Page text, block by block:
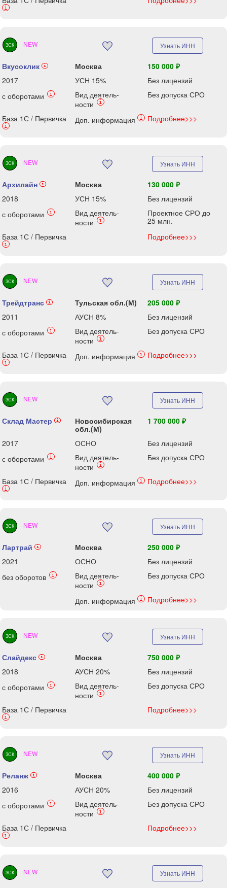
i
ЗСК NEW Узнать ИНН
Вкусоклик i Москва
150 000 ₽
2017
УСН 15%
Без лицензий
с оборотами
i
Вид деятель-
ности
i
Без допуска СРО
База 1С / Первичка
i
Доп. информация i Подробнее>>>
ЗСК NEW Узнать ИНН
Архилайн i Москва
130 000 ₽
2018
УСН 15%
Без лицензий
с оборотами
i
Вид деятель-
ности
i
Проектное СРО до
25 млн.
База 1С / Первичка
i
Подробнее>>>
ЗСК NEW Узнать ИНН
Трейдтранс i Тульская обл.(М)
205 000 ₽
2011
АУСН 8%
Без лицензий
с оборотами
i
Вид деятель-
ности
i
Без допуска СРО
База 1С / Первичка
i
Доп. информация i Подробнее>>>
ЗСК NEW Узнать ИНН
Склад Мастер i
Новосибирская
обл.(М)
1 700 000 ₽
2017 ОСНО
Без лицензий
с оборотами
i
Вид деятель-
ности
i
Без допуска СРО
База 1С / Первичка
i
Доп. информация i Подробнее>>>
ЗСК NEW Узнать ИНН
Лартрай i Москва
250 000 ₽
2021
ОСНО
Без лицензий
без оборотов
i
Вид деятель-
ности
i
Без допуска СРО
Доп. информация i Подробнее>>>
ЗСК NEW Узнать ИНН
Слайдекс i Москва
750 000 ₽
2018
АУСН 20%
Без лицензий
с оборотами
i
Вид деятель-
ности
i
Без допуска СРО
База 1С / Первичка
i
Подробнее>>>
ЗСК NEW Узнать ИНН
Реланж i Москва
400 000 ₽
2016
АУСН 20%
Без лицензий
с оборотами
i
Вид деятель-
ности
i
Без допуска СРО
База 1С / Первичка
i
Подробнее>>>
ЗСК NEW Узнать ИНН